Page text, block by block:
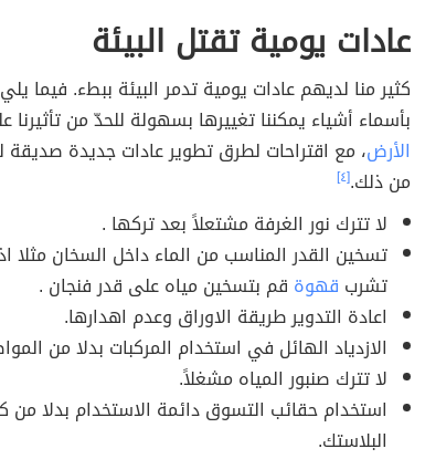
عادات يومية تقتل البيئة
كثير منا لديهم عادات يومية تدمر البيئة ببطء. فيما
بأسماء أشياء يمكننا تغييرها بسهولة للحدّ من تأثيرنا
الأرض، مع اقتراحات لطرق تطوير عادات جديدة صديقة
من ذلك.[٤]
لا تترك نور الغرفة مشتعلاً بعد تركها .
تسخين القدر المناسب من الماء داخل السخان مثلا
تشرب قهوة قم بتسخين مياه على قدر فنجان .
اعادة التدوير طريقة الاوراق وعدم اهدارها.
الازدياد الهائل في استخدام المركبات بدلا من
لا تترك صنبور المياه مشغلاً.
استخدام حقائب التسوق دائمة الاستخدام بدلا من
البلاستك.